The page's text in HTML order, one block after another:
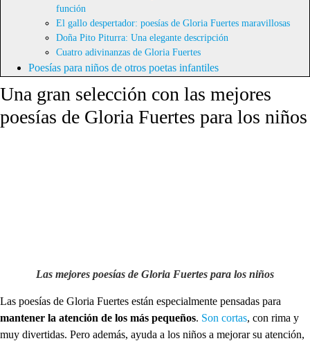
función
El gallo despertador: poesías de Gloria Fuertes maravillosas
Doña Pito Piturra: Una elegante descripción
Cuatro adivinanzas de Gloria Fuertes
Poesías para niños de otros poetas infantiles
Una gran selección con las mejores
poesías de Gloria Fuertes para los niños
Las mejores poesías de Gloria Fuertes para los niños
Las poesías de Gloria Fuertes están especialmente pensadas para
mantener la atención de los más pequeños. Son cortas, con rima y
muy divertidas. Pero además, ayuda a los niños a mejorar su atención,